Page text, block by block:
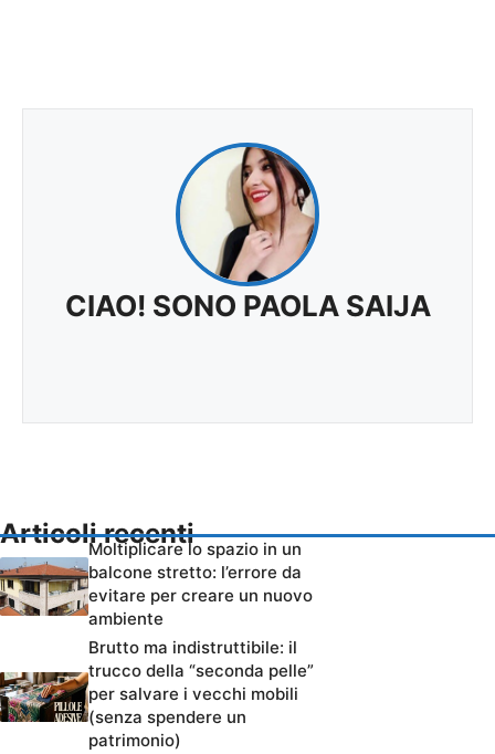
CIAO! SONO PAOLA SAIJA
Articoli recenti
Moltiplicare lo spazio in un
balcone stretto: l’errore da
evitare per creare un nuovo
ambiente
Brutto ma indistruttibile: il
trucco della “seconda pelle”
per salvare i vecchi mobili
(senza spendere un
patrimonio)